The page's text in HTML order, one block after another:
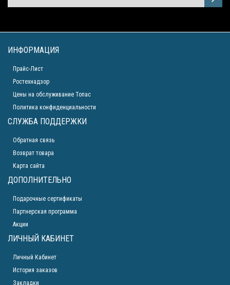
ИНФОРМАЦИЯ
Прайс-Лист
Ростехнадзор
Цены на обслуживание Топас
Политика конфиденциальности
СЛУЖБА ПОДДЕРЖКИ
Обратная связь
Возврат товара
Карта сайта
ДОПОЛНИТЕЛЬНО
Подарочные сертификаты
Партнерская программа
Акции
ЛИЧНЫЙ КАБИНЕТ
Личный Кабинет
История заказов
Закладки